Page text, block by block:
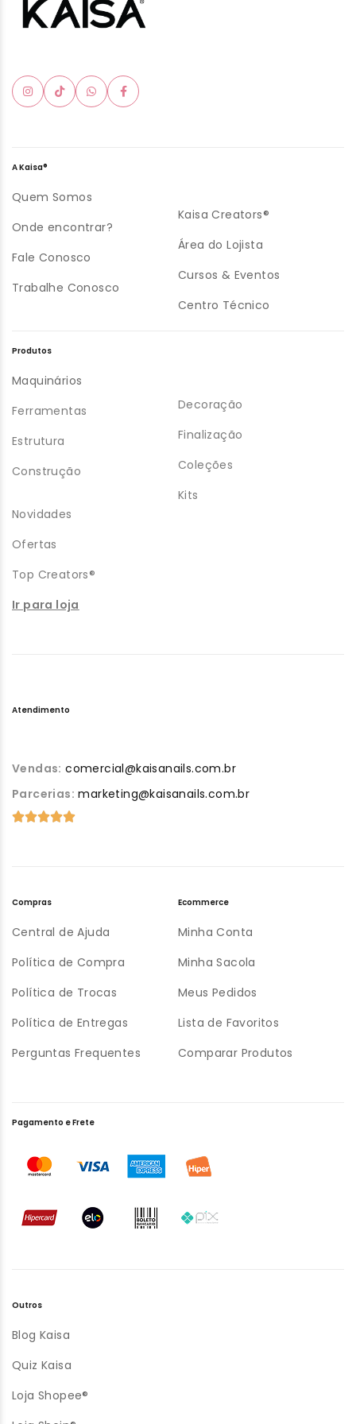
A Kaisa®
Quem Somos
Onde encontrar?
Fale Conosco
Trabalhe Conosco
Kaisa Creators®
Área do Lojista
Cursos & Eventos
Centro Técnico
Produtos
Maquinários
Ferramentas
Estrutura
Construção
Decoração
Finalização
Coleções
Kits
Novidades
Ofertas
Top Creators®
Ir para loja
Atendimento
Vendas: comercial@kaisanails.com.br
Parcerias: marketing@kaisanails.com.br
Compras
Central de Ajuda
Política de Compra
Política de Trocas
Política de Entregas
Perguntas Frequentes
Ecommerce
Minha Conta
Minha Sacola
Meus Pedidos
Lista de Favoritos
Comparar Produtos
Outros
Blog Kaisa
Quiz Kaisa
Loja Shopee®
Pagamento e Frete